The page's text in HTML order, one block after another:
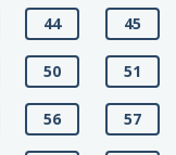
44 45
50 51
56 57